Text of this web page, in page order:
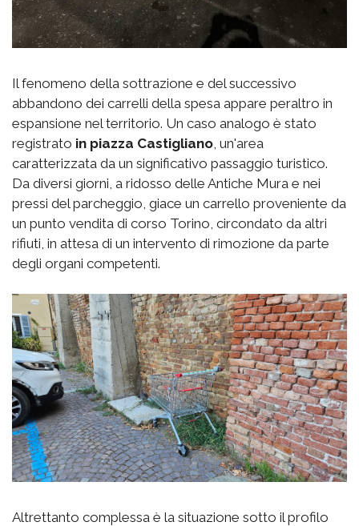
Il fenomeno della sottrazione e del successivo
abbandono dei carrelli della spesa appare peraltro in
espansione nel territorio. Un caso analogo è stato
registrato in piazza Castigliano , un'area
caratterizzata da un significativo passaggio turistico.
Da diversi giorni, a ridosso delle Antiche Mura e nei
pressi del parcheggio, giace un carrello proveniente da
un punto vendita di corso Torino, circondato da altri
rifiuti, in attesa di un intervento di rimozione da parte
degli organi competenti.
Altrettanto complessa è la situazione sotto il profilo